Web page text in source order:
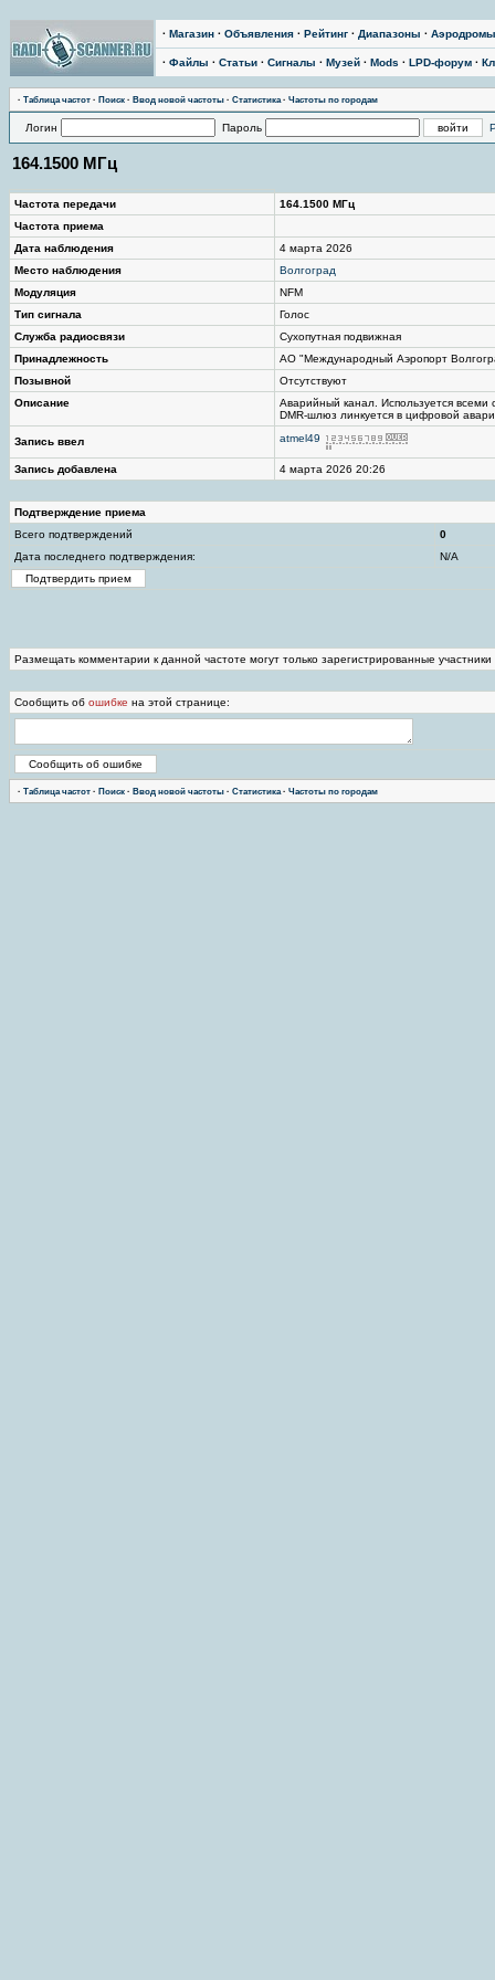
· Магазин · Объявления · Рейтинг · Диапазоны · Аэродромы
· Файлы · Статьи · Сигналы · Музей · Mods · LPD-форум ·
· Таблица частот · Поиск · Ввод новой частоты · Статистика· Частоты по городам
Логин Пароль
164.1500 МГц
Частота передачи
164.1500 МГц
Частота приема
Дата наблюдения
4 марта 2026
Место наблюдения
Волгоград
Модуляция
NFM
Тип сигнала
Голос
Служба радиосвязи
Сухопутная подвижная
Принадлежность
АО "Международный Аэропорт
Позывной
Отсутствуют
Описание
Аварийный канал. Используется
DMR-шлюз линкуется в цифровой
Запись ввел atmel49
Запись добавлена 4 марта 2026 20:26
Подтверждение приема
Всего подтверждений
0
Дата последнего подтверждения:
N/A
Размещать комментарии к данной частоте могут только зарегистрированные
Сообщить об ошибке на этой странице:
· Таблица частот · Поиск · Ввод новой частоты · Статистика· Частоты по городам